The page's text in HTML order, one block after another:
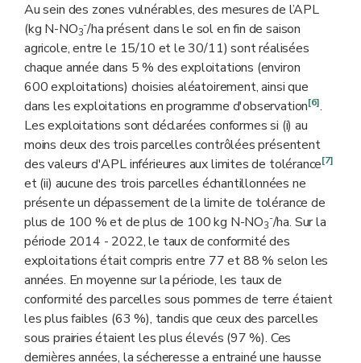
Au sein des zones vulnérables, des mesures de l’APL
(kg N-NO3
-/ha présent dans le sol en fin de saison
agricole, entre le 15/10 et le 30/11) sont réalisées
chaque année dans 5 % des exploitations (environ
600 exploitations) choisies aléatoirement, ainsi que
dans les exploitations en programme d'observation[6].
Les exploitations sont déclarées conformes si (i) au
moins deux des trois parcelles contrôlées présentent
des valeurs d'APL inférieures aux limites de tolérance[7]
et (ii) aucune des trois parcelles échantillonnées ne
présente un dépassement de la limite de tolérance de
plus de 100 % et de plus de 100 kg N-NO3
-/ha. Sur la
période 2014 - 2022, le taux de conformité des
exploitations était compris entre 77 et 88 % selon les
années. En moyenne sur la période, les taux de
conformité des parcelles sous pommes de terre étaient
les plus faibles (63 %), tandis que ceux des parcelles
sous prairies étaient les plus élevés (97 %). Ces
dernières années, la sécheresse a entrainé une hausse